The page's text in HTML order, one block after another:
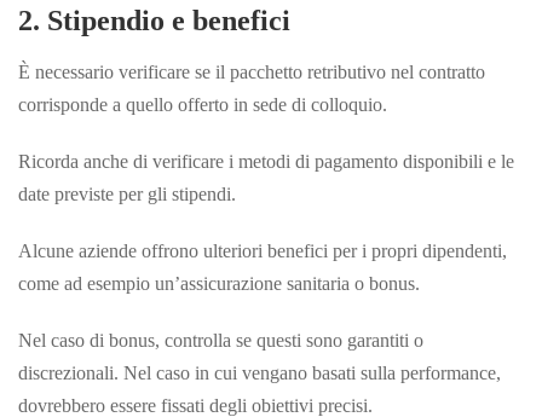
2. Stipendio e benefici
È necessario verificare se il pacchetto retributivo nel contratto
corrisponde a quello offerto in sede di colloquio.
Ricorda anche di verificare i metodi di pagamento disponibili e le
date previste per gli stipendi.
Alcune aziende offrono ulteriori benefici per i propri dipendenti,
come ad esempio un’assicurazione sanitaria o bonus.
Nel caso di bonus, controlla se questi sono garantiti o
discrezionali. Nel caso in cui vengano basati sulla performance,
dovrebbero essere fissati degli obiettivi precisi.